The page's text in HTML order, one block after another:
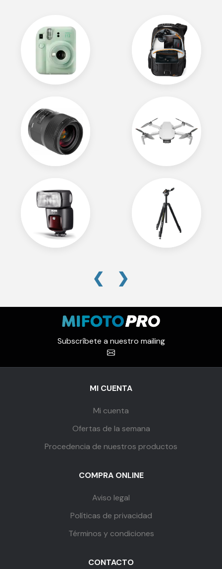
❮ ❯
Subscríbete a nuestro mailing
MI CUENTA
Mi cuenta
Ofertas de la semana
Procedencia de nuestros productos
COMPRA ONLINE
Aviso legal
Políticas de privacidad
Términos y condiciones
CONTACTO